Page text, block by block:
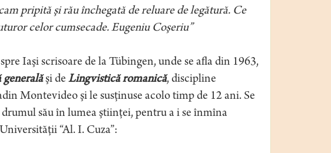
pripită şi rău închegată de reluare de legătură. Ce
celor cumsecade. Eugeniu Coşeriu”
Iaşi scrisoare de la Tübingen, unde se afla din 1963,
şi de Lingvistică romanică, discipline
Montevideo şi le susţinuse acolo timp de 12 ani. Se
său în lumea ştiinţei, pentru a i se înmîna
“Al. I. Cuza”: